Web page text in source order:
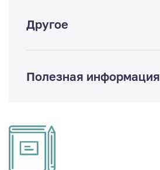
Другое
Полезная информация